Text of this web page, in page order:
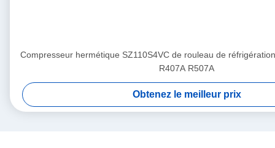
Compresseur hermétique SZ110S4VC de rouleau de
R407A R507A
Obtenez le meilleur prix